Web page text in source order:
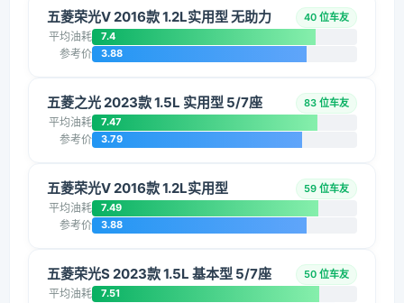
五菱荣光V 2016款 1.2L实用型 无助力 40 位车友
平均油耗 7.4
参考价 3.88
五菱之光 2023款 1.5L 实用型 5/7座 83 位车友
平均油耗 7.47
参考价 3.79
五菱荣光V 2016款 1.2L实用型 59 位车友
平均油耗 7.49
参考价 3.88
五菱荣光S 2023款 1.5L 基本型 5/7座 50 位车友
平均油耗 7.51